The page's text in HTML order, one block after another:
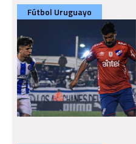
Fútbol Uruguayo